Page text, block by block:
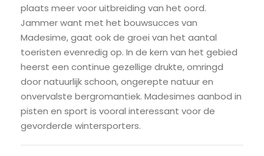
plaats meer voor uitbreiding van het oord.
Jammer want met het bouwsucces van
Madesime, gaat ook de groei van het aantal
toeristen evenredig op. In de kern van het gebied
heerst een continue gezellige drukte, omringd
door natuurlijk schoon, ongerepte natuur en
onvervalste bergromantiek. Madesimes aanbod in
pisten en sport is vooral interessant voor de
gevorderde wintersporters.